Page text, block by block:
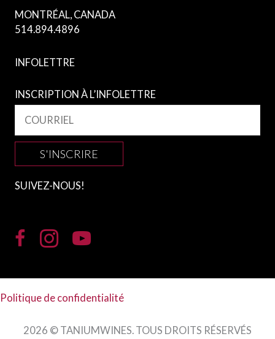
MONTRÉAL, CANADA
514.894.4896
INFOLETTRE
INSCRIPTION À L’INFOLETTRE
S'INSCRIRE
SUIVEZ-NOUS!
Politique de confidentialité
2026 © TANIUMWINES. TOUS DROITS RÉSERVÉS